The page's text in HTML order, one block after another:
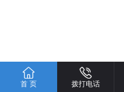
首 页 拨打电话